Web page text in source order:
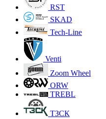
RST
SKAD
Tech-Line
Venti
Zoom Wheel
ORW
TREBL
ТЗСК